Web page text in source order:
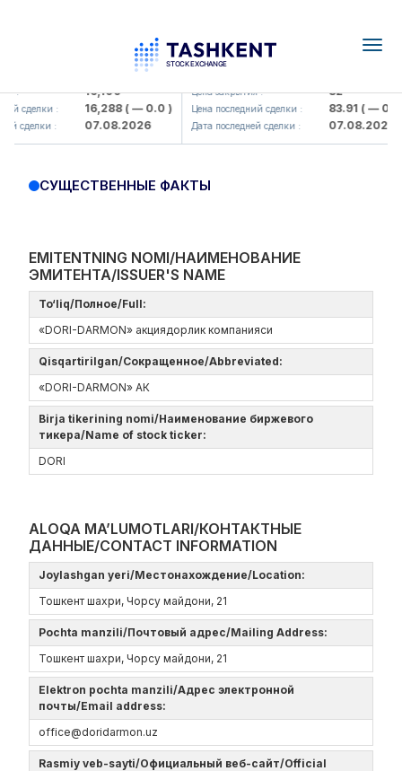
: 16,100
сделки : 16,288( — 0.0 )
сделки : 07.08.2026
KFSK (<Kafolat sug'urta
Цена закрытия : 82
Цена последний сделки : 83.91( — 0.0 )
Дата последней сделки : 07.08.2026
СУЩЕСТВЕННЫЕ ФАКТЫ
EMITENTNING NOMI/НАИМЕНОВАНИЕ
ЭМИТЕНТА/ISSUER'S NAME
To‘liq/Полное/Full:
«DORI-DARMON» акциядорлик компанияси
Qisqartirilgan/Сокращенное/Abbreviated:
«DORI-DARMON» АК
Birja tikerining nomi/Наименование биржевого
тикера/Name of stock ticker:
DORI
ALOQA MA’LUMOTLARI/КОНТАКТНЫЕ
ДАННЫЕ/CONTACT INFORMATION
Joylashgan yeri/Местонахождение/Location:
Тошкент шахри, Чорсу майдони, 21
Pochta manzili/Почтовый адрес/Mailing Address:
Тошкент шахри, Чорсу майдони, 21
Elektron pochta manzili/Адрес электронной
почты/Email address:
office@doridarmon.uz
Rasmiy veb-sayti/Официальный веб-сайт/Official